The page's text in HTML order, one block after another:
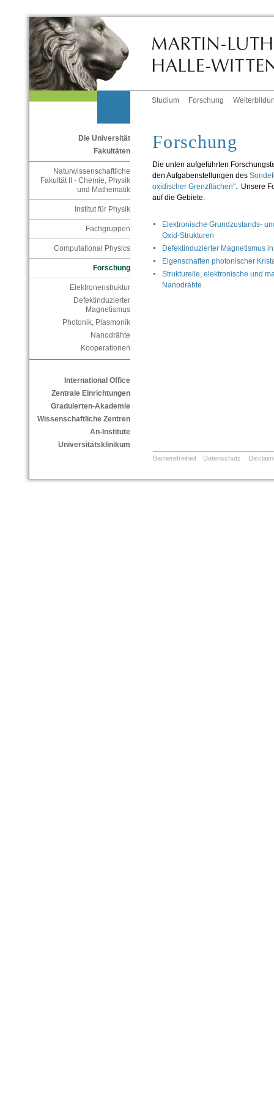
Studium Forschung
Die Universität
Fakultäten
Naturwissenschaftliche
Fakultät II - Chemie, Physik
und Mathematik
Institut für Physik
Fachgruppen
Computational Physics
Forschung
Elektronenstruktur
Defektinduzierter
Magnetismus
Photonik, Plasmonik
Nanodrähte
Kooperationen
International Office
Zentrale Einrichtungen
Graduierten-Akademie
Wissenschaftliche Zentren
An-Institute
Universitätsklinikum
Forschung
Die unten aufgeführten
den Aufgabenstellungen des
oxidischer Grenzflächen". Unsere
auf die Gebiete:
Elektronische Grundzustands-
Oxid-Strukturen
Defektinduzierter Magnetismus
Eigenschaften photonischer
Strukturelle, elektronische und
Nanodrähte
Barrierefreiheit Datenschutz